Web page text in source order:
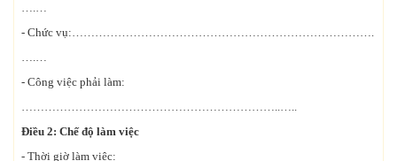
….…
- Chức vụ:…………………………………………………………………….
….…
- Công việc phải làm:
…………………………………………………………..…..
Điều 2: Chế độ làm việc
- Thời giờ làm việc: